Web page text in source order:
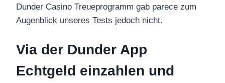
Dunder Casino Treueprogramm gab parece zum
Augenblick unseres Tests jedoch nicht.
Via der Dunder App
Echtgeld einzahlen und